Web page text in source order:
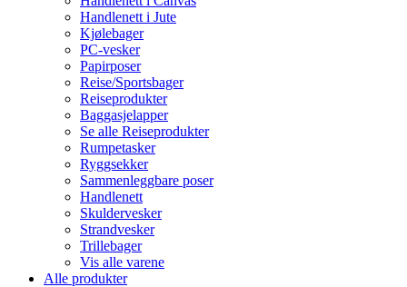
Handlenett i Jute
Kjølebager
PC-vesker
Papirposer
Reise/Sportsbager
Reiseprodukter
Baggasjelapper
Se alle Reiseprodukter
Rumpetasker
Ryggsekker
Sammenleggbare poser
Handlenett
Skuldervesker
Strandvesker
Trillebager
Vis alle varene
Alle produkter